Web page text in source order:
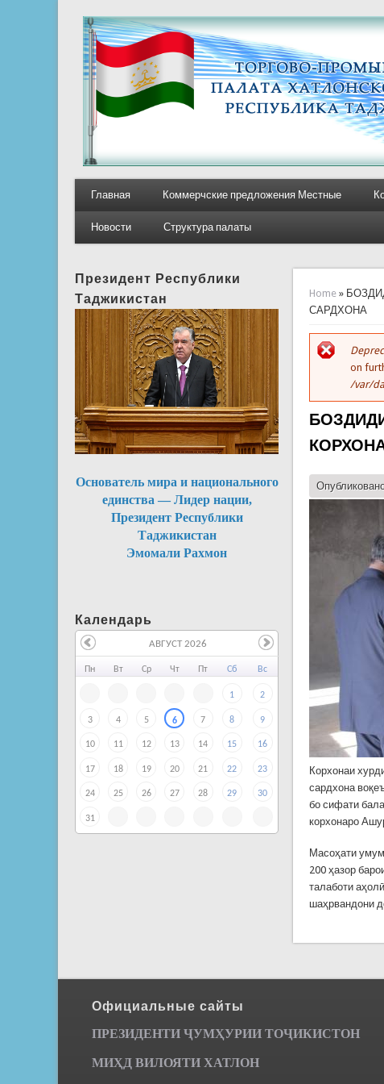
Главная Коммерчские предложения Местные
Новости Структура палаты
You are
Home »
САРДХОНА
on
/var/
Корхонаи
сардхона
бо сифати
корхонаро
Масоҳати
200 ҳазор
талаботи
шаҳрвандони
Президент Республики
Таджикистан
Основатель мира и национального
единства — Лидер нации,
Президент Республики
Таджикистан
Эмомали Рахмон
Календарь
Пн Вт Ср Чт Пт Сб Вс
1 2
3 4 5 6 7 8 9
10 11 12 13 14 15 16
17 18 19 20 21 22 23
24 25 26 27 28 29 30
31
АВГУСТ 2026
Официальные сайты
ПРЕЗИДЕНТИ ҶУМҲУРИИ ТОҶИКИСТОН
МИҲД ВИЛОЯТИ ХАТЛОН